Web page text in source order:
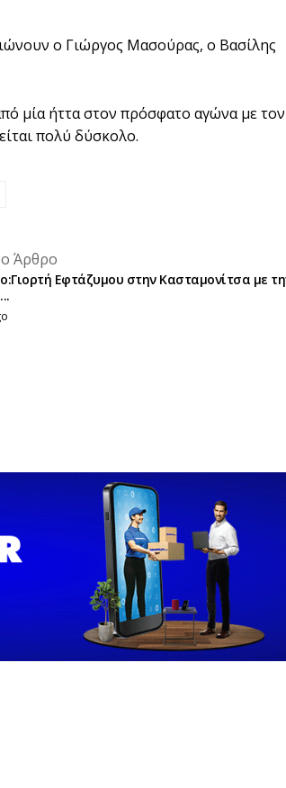
ο Γιώργος Μασούρας, ο Βασίλης
μία ήττα στον πρόσφατο αγώνα με τον
πολύ δύσκολο.
text
Άρθρο
Εφτάζυμου στην Κασταμονίτσα με